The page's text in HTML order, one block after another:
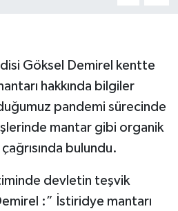
Göksel Demirel kentte
hakkında bilgiler
pandemi sürecinde
mantar gibi organik
bulundu.
devletin teşvik
:” İstiridye mantarı